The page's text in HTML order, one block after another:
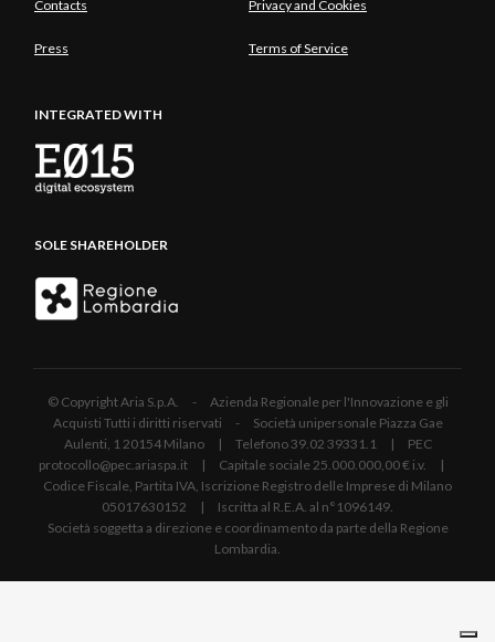
Contacts Privacy and Cookies
Press Terms of Service
INTEGRATED WITH
SOLE SHAREHOLDER
© Copyright Aria S.p.A. - Azienda Regionale per l'Innovazione e gli
Acquisti Tutti i diritti riservati - Società unipersonale Piazza Gae
Aulenti, 1 20154 Milano | Telefono 39.02 39331.1 | PEC
protocollo@pec.ariaspa.it | Capitale sociale 25.000.000,00 € i.v. |
Codice Fiscale, Partita IVA, Iscrizione Registro delle Imprese di Milano
05017630152 | Iscritta al R.E.A. al n°1096149.
Società soggetta a direzione e coordinamento da parte della Regione
Lombardia.